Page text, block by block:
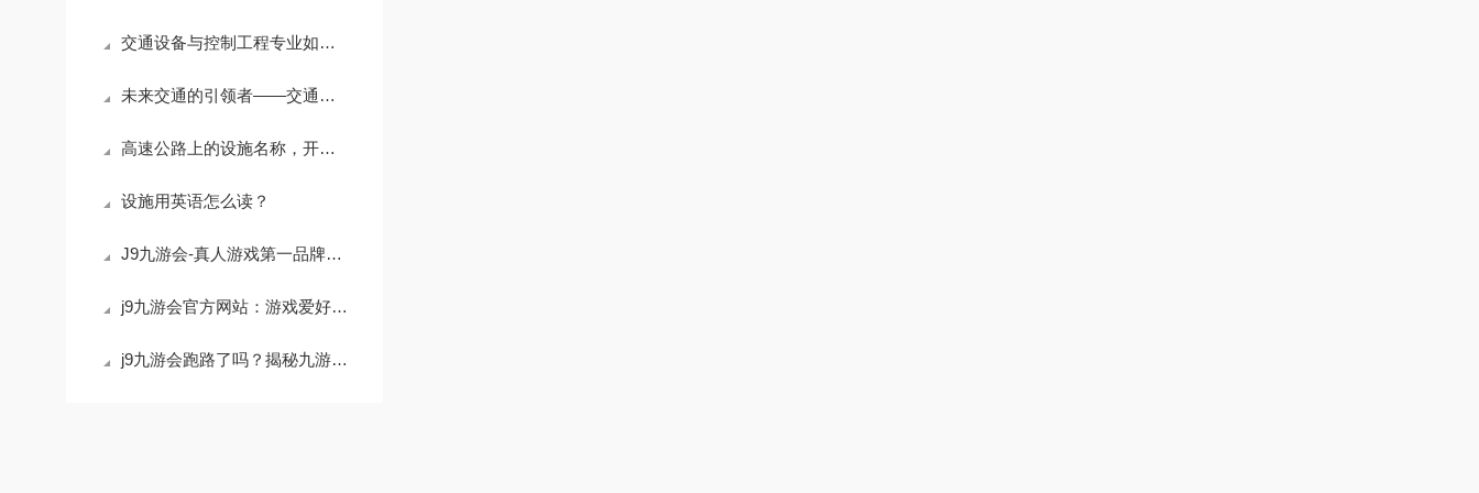
交通设备与控制工程专业如何顺利考公务员？
未来交通的引领者——交通设备与控制工程
高速公路上的设施名称，开启便捷旅行新体验
设施用英语怎么读？
J9九游会-真人游戏第一品牌952461
j9九游会官方网站：游戏爱好者的天堂
j9九游会跑路了吗？揭秘九游会最新动态和